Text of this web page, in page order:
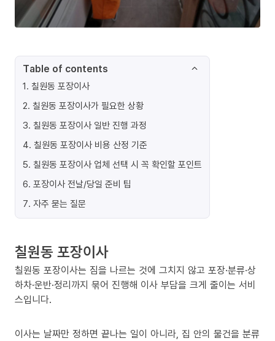
Table of contents
1. 칠원동 포장이사
2. 칠원동 포장이사가 필요한 상황
3. 칠원동 포장이사 일반 진행 과정
4. 칠원동 포장이사 비용 산정 기준
5. 칠원동 포장이사 업체 선택 시 꼭 확인할 포인트
6. 포장이사 전날/당일 준비 팁
7. 자주 묻는 질문
칠원동 포장이사
칠원동 포장이사는 짐을 나르는 것에 그치지 않고 포장·분류·상
하차·운반·정리까지 묶어 진행해 이사 부담을 크게 줄이는 서비
스입니다.
이사는 날짜만 정하면 끝나는 일이 아니라, 집 안의 물건을 분류